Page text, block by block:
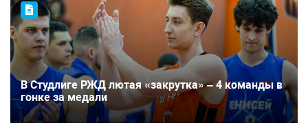
В Студлиге РЖД лютая «закрутка» – 4 команды в
гонке за медали